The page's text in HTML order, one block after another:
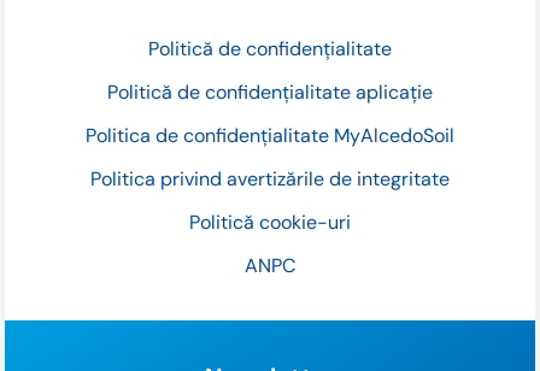
Politică de confidențialitate
Politică de confidențialitate aplicație
Politica de confidențialitate MyAlcedoSoil
Politica privind avertizările de integritate
Politică cookie-uri
ANPC